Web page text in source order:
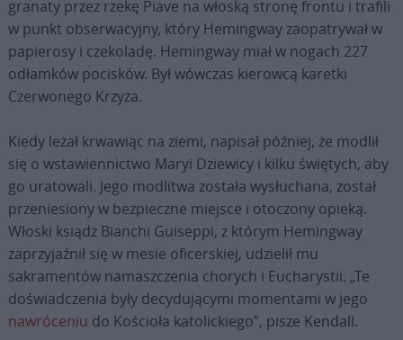
granaty przez rzekę Piave na włoską stronę frontu i trafili
w punkt obserwacyjny, który Hemingway zaopatrywał w
papierosy i czekoladę. Hemingway miał w nogach 227
odłamków pocisków. Był wówczas kierowcą karetki
Czerwonego Krzyża.
Kiedy leżał krwawiąc na ziemi, napisał później, że modlił
się o wstawiennictwo Maryi Dziewicy i kilku świętych, aby
go uratowali. Jego modlitwa została wysłuchana, został
przeniesiony w bezpieczne miejsce i otoczony opieką.
Włoski ksiądz Bianchi Guiseppi, z którym Hemingway
zaprzyjaźnił się w mesie oficerskiej, udzielił mu
sakramentów namaszczenia chorych i Eucharystii. „Te
doświadczenia były decydującymi momentami w jego
nawróceniu do Kościoła katolickiego”, pisze Kendall.